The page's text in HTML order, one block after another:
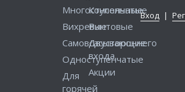
Вход |
Многоступенчатые
Вихревые
Самовсасывающие
Одноступенчатые
Для
горячей
Консольные
Винтовые
Двустороннего
входа
Акции